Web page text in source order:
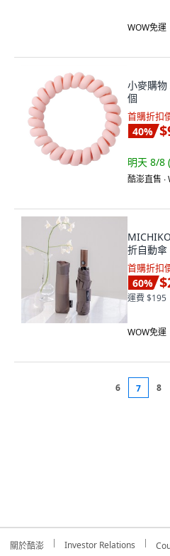
WOW免運
小麥購
個
首購折扣
40%
明天 8/8
酷澎直售 ∙
折自動傘
首購折扣
60%
運費 $195
WOW免運
6 7 8
關於酷澎 Investor Relations